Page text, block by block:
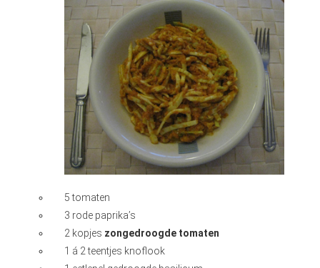
5 tomaten
3 rode paprika’s
2 kopjes zongedroogde tomaten
1 á 2 teentjes knoflook